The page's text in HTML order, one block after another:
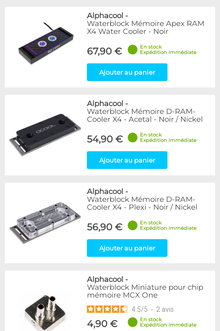
Alphacool -
Waterblock Mémoire Apex RAM
X4 Water Cooler - Noir
67,90 €
En stock
Expédition immédiate
Ajouter au panier
Alphacool -
Waterblock Mémoire D-RAM-
Cooler X4 - Acetal - Noir / Nickel
54,90 €
En stock
Expédition immédiate
Ajouter au panier
Alphacool -
Waterblock Mémoire D-RAM-
Cooler X4 - Plexi - Noir / Nickel
56,90 €
En stock
Expédition immédiate
Ajouter au panier
Alphacool -
Waterblock Miniature pour chip
mémoire MCX One
4.5/5 - 2 avis
4,90 €
En stock
Expédition immédiate